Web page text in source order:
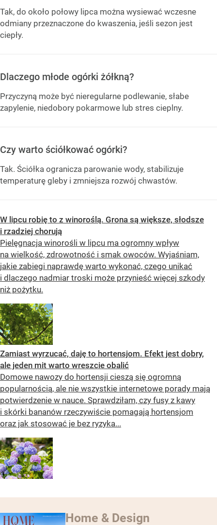
Tak, do około połowy lipca można wysiewać wczesne
odmiany przeznaczone do kwaszenia, jeśli sezon jest
ciepły.
Dlaczego młode ogórki żółkną?
Przyczyną może być nieregularne podlewanie, słabe
zapylenie, niedobory pokarmowe lub stres cieplny.
Czy warto ściółkować ogórki?
Tak. Ściółka ogranicza parowanie wody, stabilizuje
temperaturę gleby i zmniejsza rozwój chwastów.
W lipcu robię to z winoroślą. Grona są większe, słodsze
i rzadziej chorują
Pielęgnacja winorośli w lipcu ma ogromny wpływ
na wielkość, zdrowotność i smak owoców. Wyjaśniam,
jakie zabiegi naprawdę warto wykonać, czego unikać
i dlaczego nadmiar troski może przynieść więcej szkody
niż pożytku.
Zamiast wyrzucać, daję to hortensjom. Efekt jest dobry,
ale jeden mit warto wreszcie obalić
Domowe nawozy do hortensji cieszą się ogromną
popularnością, ale nie wszystkie internetowe porady mają
potwierdzenie w nauce. Sprawdziłam, czy fusy z kawy
i skórki bananów rzeczywiście pomagają hortensjom
oraz jak stosować je bez ryzyka...
Home & Design